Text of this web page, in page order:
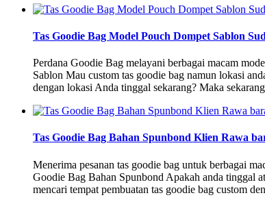
Tas Goodie Bag Model Pouch Dompet Sablon
Perdana Goodie Bag melayani berbagai macam
Sablon Mau custom tas goodie bag namun lokasi
dengan lokasi Anda tinggal sekarang? Maka
Tas Goodie Bag Bahan Spunbond Klien Rawa
Menerima pesanan tas goodie bag untuk berbagai
Goodie Bag Bahan Spunbond Apakah anda tinggal
mencari tempat pembuatan tas goodie bag custom